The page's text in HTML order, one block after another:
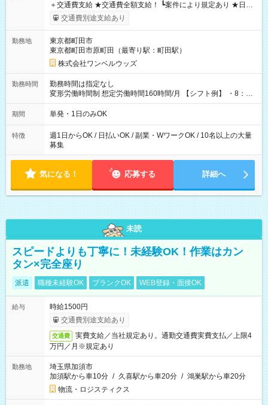
＋交通費支給 ★交通費全額支給！ ┗案件により規定あり ★日払
いOK！（規定あり） ┗働いたその日に現金GET♪ お仕事後はコ
ンビニATMから 日払い分を引き落とせます！ 【試用期間】試
交通費別途支給あり
勤務地
東京都町田市
東京都町田市原町田（最寄り駅：町田駅）
株式会社ワンベルウッズ
勤務時間
勤務時間は指定なし
変形労働時間制 想定労働時間160時間/月 【シフト例】 ・8：00
～21：00
期間 単発・1日のみOK
特徴
週1日からOK / 日払いOK / 副業・WワークOK / 10名以上の大量
募集
気になる！ 応募する 詳細へ
未読
スピードよりも丁寧に！未経験OK！作業はカン
タン×完全座り
派遣 職種未経験OK ブランクOK WEB登録・面接OK
給与
時給1500円
交通費別途支給あり
交通費
実費支給／当社規定あり。通勤交通費実費支払／上限4
万円／月※規定あり
勤務地
埼玉県加須市
加須駅から車10分 / 久喜駅から車20分 / 鴻巣駅から車20分
物流・ロジスティクス